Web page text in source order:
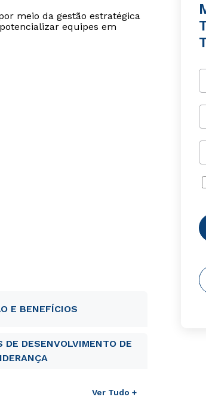
meio da gestão estratégica
equipes em
E BENEFÍCIOS
DE DESENVOLVIMENTO DE
Ver Tudo +